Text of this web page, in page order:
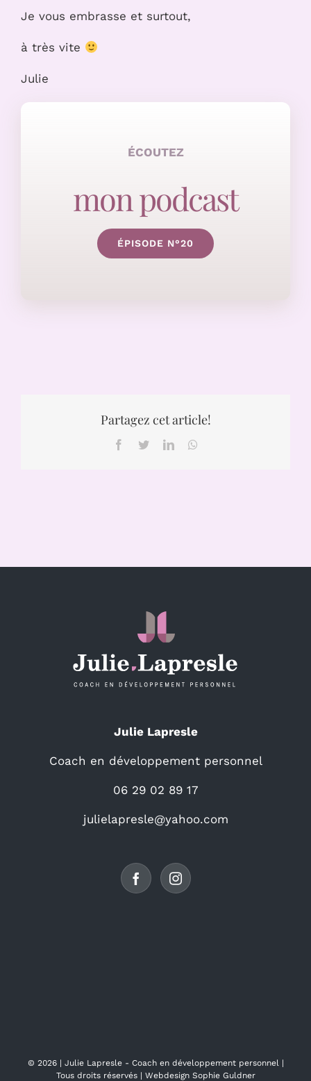
Je vous embrasse et surtout,
à très vite
Julie
ÉCOUTEZ
mon podcast
ÉPISODE N°20
Partagez cet article!
Facebook
TwitterLinkedIn
Julie Lapresle
Coach en développement personnel
06 29 02 89 17
julielapresle@yahoo.com
© 2026 | Julie Lapresle - Coach en développement personnel |
Tous droits réservés | Webdesign Sophie Guldner